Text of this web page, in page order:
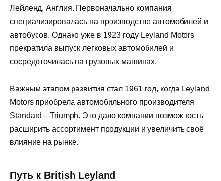
Лейленд, Англия. Первоначально компания
специализировалась на производстве автомобилей и
автобусов. Однако уже в 1923 году Leyland Motors
прекратила выпуск легковых автомобилей и
сосредоточилась на грузовых машинах.
Важным этапом развития стал 1961 год, когда Leyland
Motors приобрела автомобильного производителя
Standard—Triumph. Это дало компании возможность
расширить ассортимент продукции и увеличить своё
влияние на рынке.
Путь к British Leyland